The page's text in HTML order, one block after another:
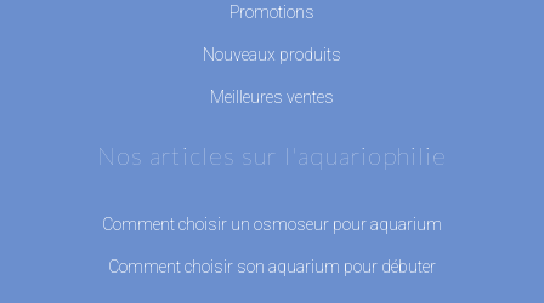
Promotions
Nouveaux produits
Meilleures ventes
Nos articles sur l'aquariophilie
Comment choisir un osmoseur pour aquarium
Comment choisir son aquarium pour débuter